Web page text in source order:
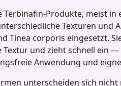
Terbinafin‑Produkte, meist
Texturen und
Tinea corporis eingesetzt.
Textur und zieht schnell ein
Anwendung und
unterscheiden sich